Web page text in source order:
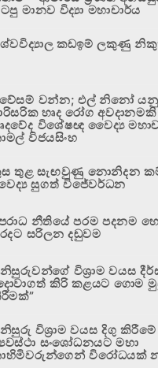
මානව විද්‍යා මහාචාර්ය
කඩඉම් ලකුණු
වන්න; එල් නිනෝ යනු
හෘද රෝග අවදානමකි
විශේෂඥ වෛද්‍ය
විජයසිංහ
තුළ සැඟවුණු නොනිදන
සුගත් විජේවර්ධන
නීතියේ පරම පදනම
සරිලන දඬුවම
විශ්‍රාම වයස
කිරි කළයට ගොම
විශ්‍රාම වයස දිගු කිරීමේ
සංශෝධනයට මහා
විරෝධයක්